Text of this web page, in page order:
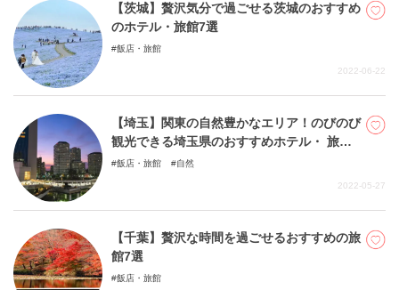
【茨城】贅沢気分で過ごせる茨城のおすすめ
のホテル・旅館7選
飯店・旅館
2022-06-22
【埼玉】関東の自然豊かなエリア！のびのび
観光できる埼玉県のおすすめホテル・ 旅館7
選！
飯店・旅館 自然
2022-05-27
【千葉】贅沢な時間を過ごせるおすすめの旅
館7選
飯店・旅館